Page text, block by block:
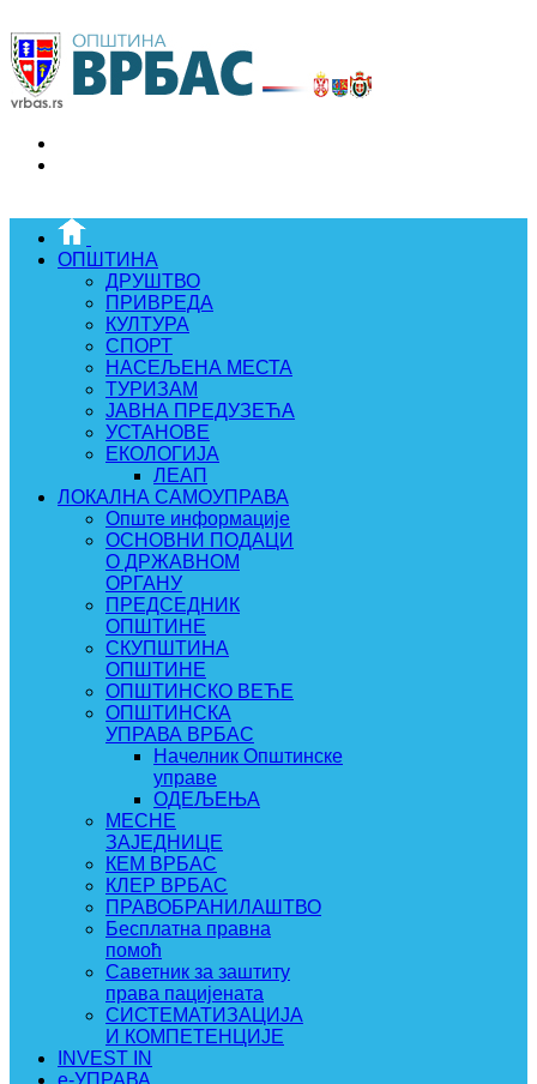
ОПШТИНА
ДРУШТВО
ПРИВРЕДА
КУЛТУРА
СПОРТ
НАСЕЉЕНА МЕСТА
ТУРИЗАМ
ЈАВНА ПРЕДУЗЕЋА
УСТАНОВЕ
ЕКОЛОГИЈА
ЛЕАП
ЛОКАЛНА САМОУПРАВА
Опште информације
ОСНОВНИ ПОДАЦИ
О ДРЖАВНОМ
ОРГАНУ
ПРЕДСЕДНИК
ОПШТИНЕ
СКУПШТИНА
ОПШТИНЕ
ОПШТИНСКО ВЕЋЕ
ОПШТИНСКА
УПРАВА ВРБАС
Начелник Општинске
управе
ОДЕЉЕЊА
МЕСНЕ
ЗАЈЕДНИЦЕ
КЕМ ВРБАС
КЛЕР ВРБАС
ПРАВОБРАНИЛАШТВО
Бесплатна правна
помоћ
Саветник за заштиту
права пацијената
СИСТЕМАТИЗАЦИЈА
И КОМПЕТЕНЦИЈЕ
INVEST IN
e-УПРАВА